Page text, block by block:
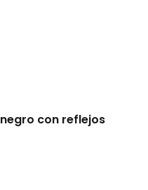
negro con reflejos